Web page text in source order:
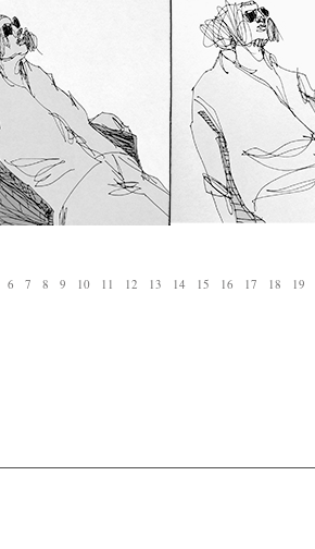
6 7 8 9 10 11 12 13 14 15 16 17 18 19